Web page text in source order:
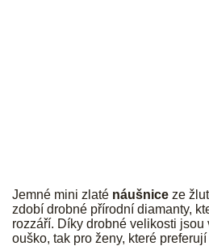
Jemné mini zlaté náušnice ze
zdobí drobné přírodní diamanty,
rozzáří. Díky drobné velikosti jsou
ouško, tak pro ženy, které